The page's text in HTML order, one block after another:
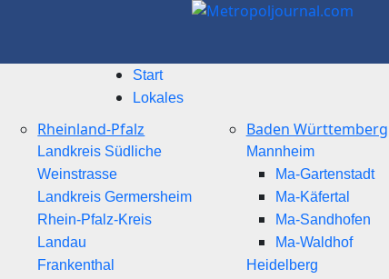
Start
Lokales
Rheinland-Pfalz
Landkreis Südliche
Weinstrasse
Landkreis Germersheim
Rhein-Pfalz-Kreis
Landau
Frankenthal
Baden Württemberg
Mannheim
Ma-Gartenstadt
Ma-Käfertal
Ma-Sandhofen
Ma-Waldhof
Heidelberg